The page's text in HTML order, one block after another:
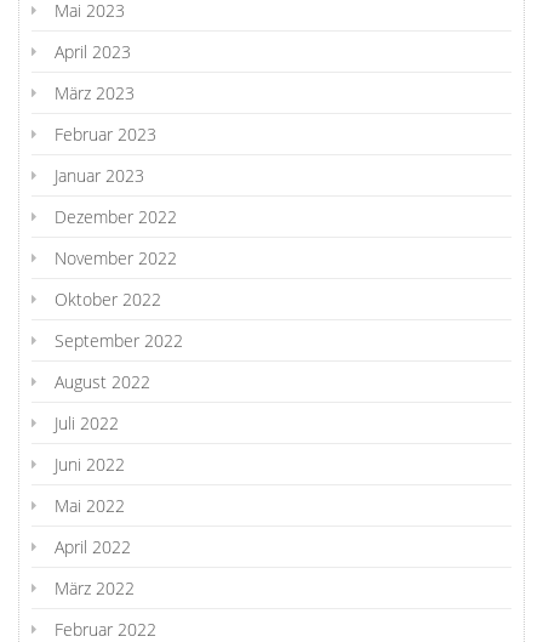
Mai 2023
April 2023
März 2023
Februar 2023
Januar 2023
Dezember 2022
November 2022
Oktober 2022
September 2022
August 2022
Juli 2022
Juni 2022
Mai 2022
April 2022
März 2022
Februar 2022